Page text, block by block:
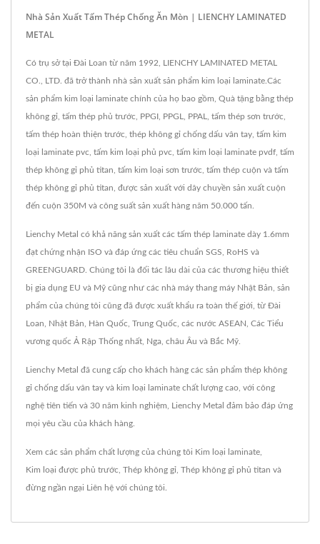
Nhà Sản Xuất Tấm Thép Chống Ăn Mòn | LIENCHY LAMINATED
METAL
Có trụ sở tại Đài Loan từ năm 1992, LIENCHY LAMINATED METAL
CO., LTD. đã trở thành nhà sản xuất sản phẩm kim loại laminate.Các
sản phẩm kim loại laminate chính của họ bao gồm, Quà tặng bằng thép
không gỉ, tấm thép phủ trước, PPGI, PPGL, PPAL, tấm thép sơn trước,
tấm thép hoàn thiện trước, thép không gỉ chống dấu vân tay, tấm kim
loại laminate pvc, tấm kim loại phủ pvc, tấm kim loại laminate pvdf, tấm
thép không gỉ phủ titan, tấm kim loại sơn trước, tấm thép cuộn và tấm
thép không gỉ phủ titan, được sản xuất với dây chuyền sản xuất cuộn
đến cuộn 350M và công suất sản xuất hàng năm 50.000 tấn.
Lienchy Metal có khả năng sản xuất các tấm thép laminate dày 1.6mm
đạt chứng nhận ISO và đáp ứng các tiêu chuẩn SGS, RoHS và
GREENGUARD. Chúng tôi là đối tác lâu dài của các thương hiệu thiết
bị gia dụng EU và Mỹ cũng như các nhà máy thang máy Nhật Bản, sản
phẩm của chúng tôi cũng đã được xuất khẩu ra toàn thế giới, từ Đài
Loan, Nhật Bản, Hàn Quốc, Trung Quốc, các nước ASEAN, Các Tiểu
vương quốc Ả Rập Thống nhất, Nga, châu Âu và Bắc Mỹ.
Lienchy Metal đã cung cấp cho khách hàng các sản phẩm thép không
gỉ chống dấu vân tay và kim loại laminate chất lượng cao, với công
nghệ tiên tiến và 30 năm kinh nghiệm, Lienchy Metal đảm bảo đáp ứng
mọi yêu cầu của khách hàng.
Xem các sản phẩm chất lượng của chúng tôi Kim loại laminate
Kim loại được phủ trước Thép không gỉ Thép không gỉ phủ titan và
đừng ngần ngại Liên hệ với chúng tôi